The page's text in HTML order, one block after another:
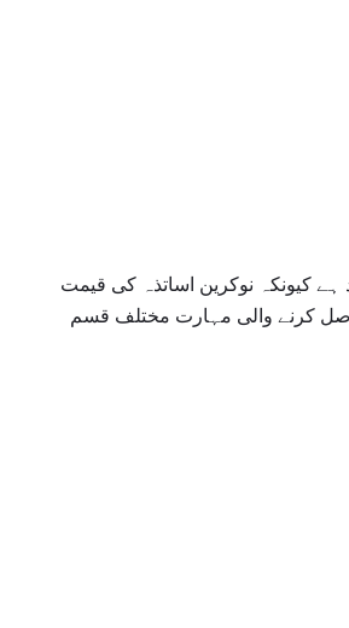
کیونکہ نوکرین اساتذہ کی قیمت
کرنے والی مہارت مختلف قسم